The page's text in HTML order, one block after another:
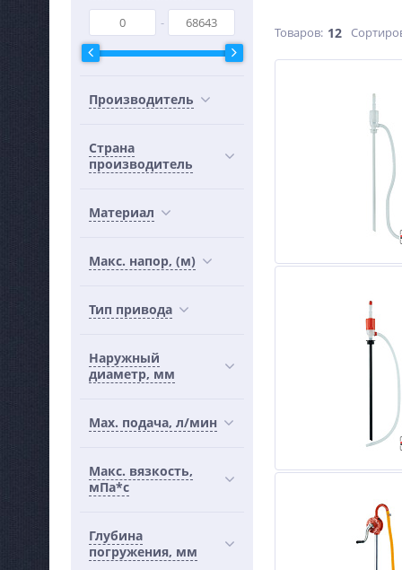
Производитель
Страна
производитель
Материал
Макс. напор, (м)
Тип привода
Наружный
диаметр, мм
Маx. подача, л/мин
Макс. вязкость,
мПа*с
Глубина
погружения, мм
Товаров: 12